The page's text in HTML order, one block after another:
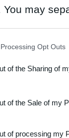
You may
Participants
Opt Outs
of the Sharing of
of the Sale of my
of processing my